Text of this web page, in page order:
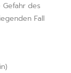
des
Fall